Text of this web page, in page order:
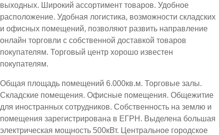
выходных. Широкий ассортимент товаров. Удобное
расположение. Удобная логистика, возможности складских
и офисных помещений, позволяют развить направление
онлайн торговли с собственной доставкой товаров
покупателям. Торговый центр хорошо известен
покупателям.
Общая площадь помещений 6.000кв.м. Торговые залы.
Складские помещения. Офисные помещения. Общежитие
для иностранных сотрудников. Собственность на землю и
помещения зарегистрирована в ЕГРН. Выделена большая
электрическая мощность 500кВт. Центральное городское